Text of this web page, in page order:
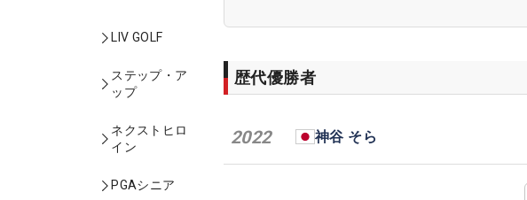
LIV GOLF
ステップ・ア
ップ
ネクストヒロ
イン
PGAシニア
歴代優勝者
2022 神谷 そら